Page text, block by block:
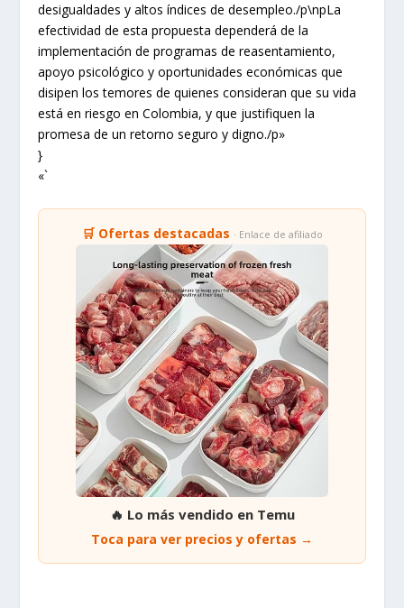
desigualdades y altos índices de desempleo./p\npLa
efectividad de esta propuesta dependerá de la
implementación de programas de reasentamiento,
apoyo psicológico y oportunidades económicas que
disipen los temores de quienes consideran que su vida
está en riesgo en Colombia, y que justifiquen la
promesa de un retorno seguro y digno./p»
}
«`
🛒 Ofertas destacadas · Enlace de afiliado
🔥 Lo más vendido en Temu
Toca para ver precios y ofertas →